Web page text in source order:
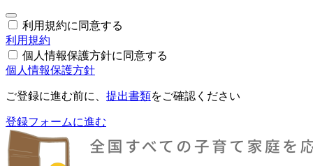
利用規約に同意する
利用規約
個人情報保護方針に同意する
個人情報保護方針
ご登録に進む前に、 提出書類をご確認ください
登録フォームに進む